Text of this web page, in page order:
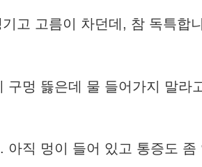
고 고름이 차던데, 참 독특합
멍 뜷은데 물 들어가지 말라
직 멍이 들어 있고 통증도